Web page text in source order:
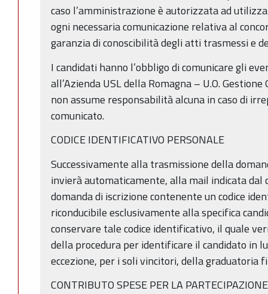
caso l’amministrazione è autorizzata ad
ogni necessaria comunicazione relativa al
garanzia di conoscibilità degli atti trasmessi e
I candidati hanno l’obbligo di comunicare gli
all’Azienda USL della Romagna – U.O.
non assume responsabilità alcuna in caso di
comunicato.
CODICE IDENTIFICATIVO PERSONALE
Successivamente alla trasmissione della
invierà automaticamente, alla mail indicata dal
domanda di iscrizione contenente un codice
riconducibile esclusivamente alla specifica
conservare tale codice identificativo, il quale
della procedura per identificare il candidato in
eccezione, per i soli vincitori, della graduatoria
CONTRIBUTO SPESE PER LA